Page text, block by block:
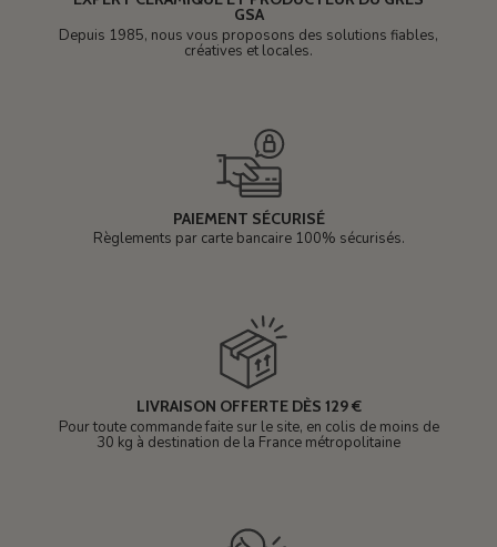
GSA
Depuis 1985, nous vous proposons des solutions fiables,
créatives et locales.
PAIEMENT SÉCURISÉ
Règlements par carte bancaire 100% sécurisés.
LIVRAISON OFFERTE DÈS 129 €
Pour toute commande faite sur le site, en colis de moins de
30 kg à destination de la France métropolitaine